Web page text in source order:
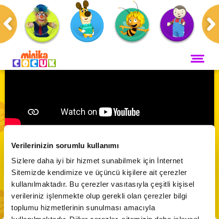
Verilerinizin sorumlu kullanımı
Sizlere daha iyi bir hizmet sunabilmek için İnternet
Sitemizde kendimize ve üçüncü kişilere ait çerezler
kullanılmaktadır. Bu çerezler vasıtasıyla çeşitli kişisel
verileriniz işlenmekte olup gerekli olan çerezler bilgi
toplumu hizmetlerinin sunulması amacıyla
PROGRAMLAR
Maceracı Yüzgeçler
Bi' Adada Bi' Arada
Arı Maya
Çupi
Akika ve Sahara
VİDEO
CANLI YAYIN
Programlar
Kukuli 🐵 | Başarma Hissi
Abone Ol